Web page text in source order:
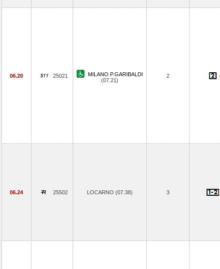
06.20 25021
MILANO P.GARIBALDI
(07.21)
2
06.24 25502 LOCARNO (07.38) 3